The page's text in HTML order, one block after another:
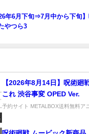
年6月下旬⇒7月中から下旬
やつら3
【2026年8月14日】呪術廻
これ 渋谷事変 OPED Ver.
予約サイト METALBOX送料無料ア